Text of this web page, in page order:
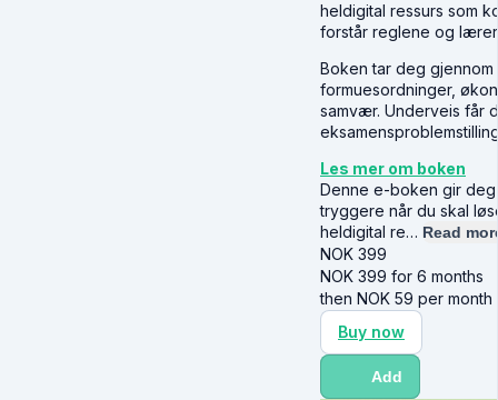
heldigital ressurs som
forstår reglene og
Boken tar deg
formuesordninger,
samvær. Underveis får
Les mer om boken
Denne e-boken gir
tryggere når du skal
heldigital re… Read
NOK 399
NOK 399 for 6 months
then NOK 59 per month
Buy now
Add